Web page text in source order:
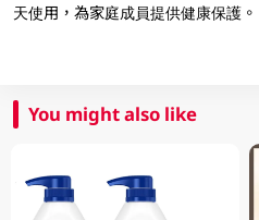
天使用，為家庭成員提供健康保護。
You might also like